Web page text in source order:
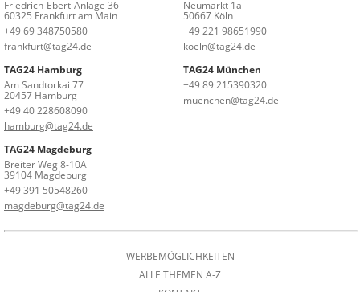
Friedrich-Ebert-Anlage 36
60325 Frankfurt am Main
+49 69 348750580
frankfurt@tag24.de
Neumarkt 1a
50667 Köln
+49 221 98651990
koeln@tag24.de
TAG24 Hamburg
Am Sandtorkai 77
20457 Hamburg
+49 40 228608090
hamburg@tag24.de
TAG24 München
+49 89 215390320
muenchen@tag24.de
TAG24 Magdeburg
Breiter Weg 8-10A
39104 Magdeburg
+49 391 50548260
magdeburg@tag24.de
WERBEMÖGLICHKEITEN
ALLE THEMEN A-Z